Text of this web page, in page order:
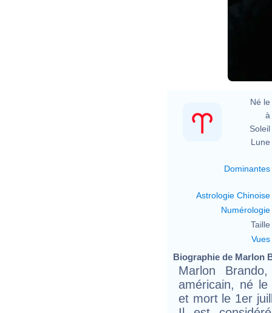
Né le
à
Soleil
Lune
Dominantes
Astrologie Chinoise
Numérologie
Taille
Vues
Biographie de Marlon
Marlon
américain, né
et mort le 1er